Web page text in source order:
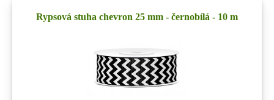
Rypsová stuha chevron 25 mm - černobílá - 10 m